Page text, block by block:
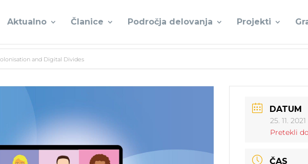
Aktualno Članice Področja delovanja Projekti
and Digital Divides
DATUM
25. 11. 2021
Pretekli
ČAS